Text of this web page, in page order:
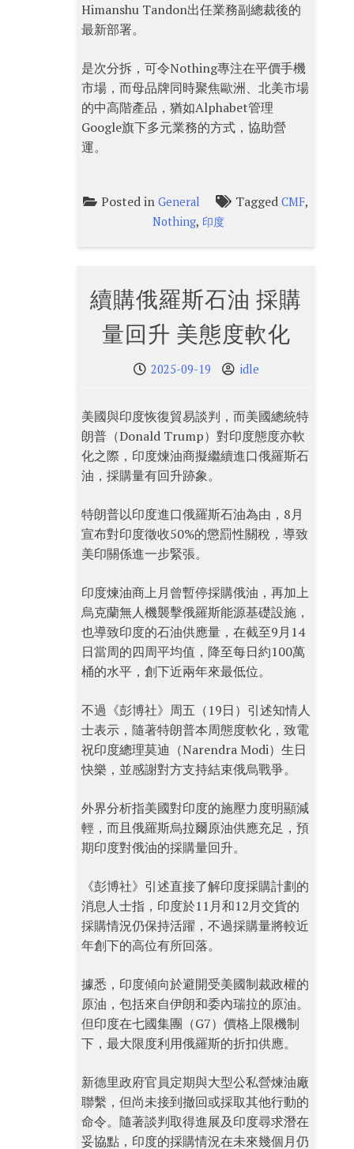
Himanshu Tandon出任業務副總裁後的
最新部署。
是次分拆，可令Nothing專注在平價手機
市場，而母品牌同時聚焦歐洲、北美市場
的中高階產品，猶如Alphabet管理
Google旗下多元業務的方式，協助營
運。
Posted inGeneral TaggedCMF,
Nothing, 印度
續購俄羅斯石油 採購
量回升 美態度軟化
2025-09-19 idle
美國與印度恢復貿易談判，而美國總統特
朗普（Donald Trump）對印度態度亦軟
化之際，印度煉油商擬繼續進口俄羅斯石
油，採購量有回升跡象。
特朗普以印度進口俄羅斯石油為由，8月
宣布對印度徵收50%的懲罰性關稅，導致
美印關係進一步緊張。
印度煉油商上月曾暫停採購俄油，再加上
烏克蘭無人機襲擊俄羅斯能源基礎設施，
也導致印度的石油供應量，在截至9月14
日當周的四周平均值，降至每日約100萬
桶的水平，創下近兩年來最低位。
不過《彭博社》周五（19日）引述知情人
士表示，隨著特朗普本周態度軟化，致電
祝印度總理莫迪（Narendra Modi）生日
快樂，並感謝對方支持結束俄烏戰爭。
外界分析指美國對印度的施壓力度明顯減
輕，而且俄羅斯烏拉爾原油供應充足，預
期印度對俄油的採購量回升。
《彭博社》引述直接了解印度採購計劃的
消息人士指，印度於11月和12月交貨的
採購情況仍保持活躍，不過採購量將較近
年創下的高位有所回落。
據悉，印度傾向於避開受美國制裁政權的
原油，包括來自伊朗和委內瑞拉的原油。
但印度在七國集團（G7）價格上限機制
下，最大限度利用俄羅斯的折扣供應。
新德里政府官員定期與大型公私營煉油廠
聯繫，但尚未接到撤回或採取其他行動的
命令。隨著談判取得進展及印度尋求潛在
妥協點，印度的採購情況在未來幾個月仍